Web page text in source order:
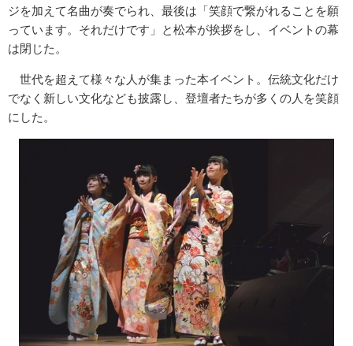
ジを加えて名曲が奏でられ、最後は「笑顔で繋がれることを願
っています。それだけです」と松本が挨拶をし、イベントの幕
は閉じた。
世代を超えて様々な人が集まった本イベント。伝統文化だけ
でなく新しい文化なども披露し、登壇者たちが多くの人を笑顔
にした。